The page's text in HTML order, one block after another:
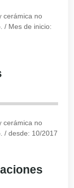
cerámica no
/ Mes de inicio:
cerámica no
/ desde: 10/2017